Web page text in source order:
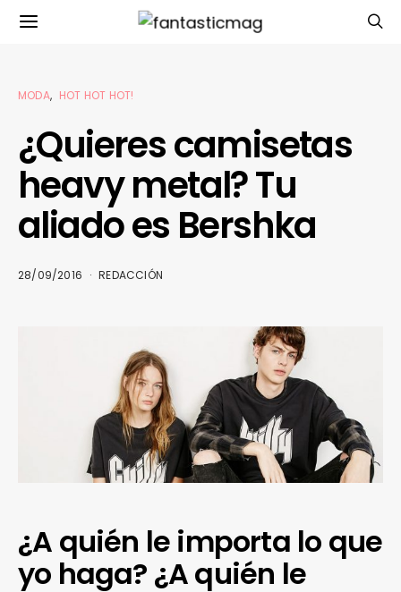
MODA HOT HOT HOT!
¿Quieres camisetas
heavy metal? Tu
aliado es Bershka
28/09/2016 REDACCIÓN
¿A quién le importa lo que
yo haga? ¿A quién le